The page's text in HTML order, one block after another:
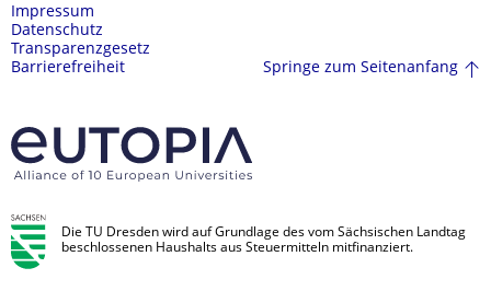
Impressum
Datenschutz
Transparenzgesetz
Barrierefreiheit
Springe zum Seitenanfang
Die TU Dresden wird auf Grundlage des vom Sächsischen Landtag
beschlossenen Haushalts aus Steuermitteln mitfinanziert.